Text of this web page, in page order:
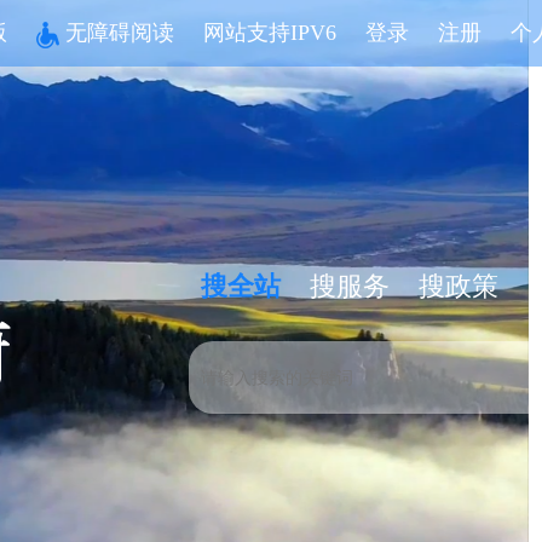
无障碍阅读 网站支持IPV6 登录 注册 个
搜全站 搜服务 搜政策